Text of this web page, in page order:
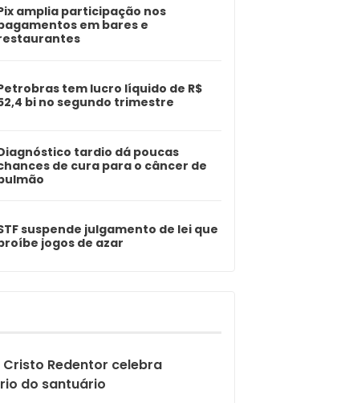
amplia participação nos
em bares e
tem lucro líquido de R$
bi no segundo trimestre
tardio dá poucas
de cura para o câncer de
suspende julgamento de lei que
jogos de azar
Cristo Redentor celebra
do santuário